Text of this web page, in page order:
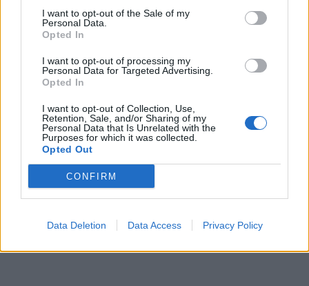
I want to opt-out of the Sale of my
Personal Data.
Opted In
I want to opt-out of processing my
Personal Data for Targeted Advertising.
Opted In
I want to opt-out of Collection, Use,
Retention, Sale, and/or Sharing of my
Personal Data that Is Unrelated with the
Purposes for which it was collected.
Opted Out
CONFIRM
Data Deletion Data Access Privacy Policy